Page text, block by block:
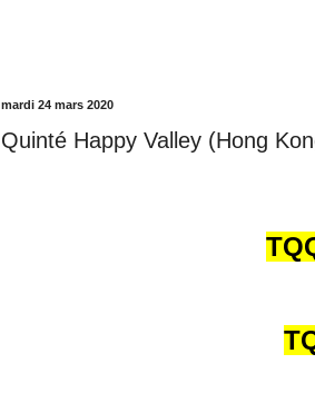
mardi 24 mars 2020
Quinté Happy Valley (Hong